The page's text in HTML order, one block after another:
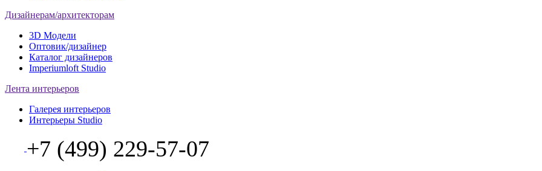
Дизайнерам/архитекторам
3D Модели
Оптовик/дизайнер
Каталог дизайнеров
Imperiumloft Studio
Лента интерьеров
Галерея интерьеров
Интерьеры Studio
+7 (499) 229-57-07